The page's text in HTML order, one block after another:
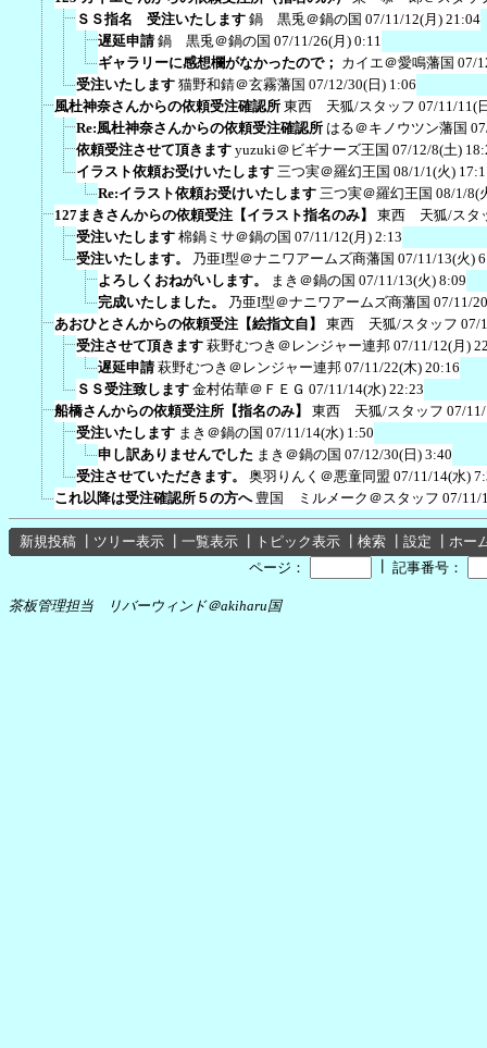
ＳＳ指名 受注いたします 鍋 黒兎＠鍋の国 07/11/12(月) 21:04
遅延申請 鍋 黒兎＠鍋の国 07/11/26(月) 0:11
ギャラリーに感想欄がなかったので； カイエ＠愛鳴藩国 07/
受注いたします 猫野和錆＠玄霧藩国 07/12/30(日) 1:06
風杜神奈さんからの依頼受注確認所 東西 天狐/スタッフ 07/11/11(
Re:風杜神奈さんからの依頼受注確認所 はる＠キノウツン藩国
依頼受注させて頂きます yuzuki＠ビギナーズ王国 07/12/8(土)
イラスト依頼お受けいたします 三つ実＠羅幻王国 08/1/1(火)
Re:イラスト依頼お受けいたします 三つ実＠羅幻王国 08/1/8(
127まきさんからの依頼受注【イラスト指名のみ】
東西 天狐/スタ
受注いたします 棉鍋ミサ＠鍋の国 07/11/12(月) 2:13
受注いたします。
乃亜I型＠ナニワアームズ商藩国 07/11/13(火)
よろしくおねがいします。
まき＠鍋の国 07/11/13(火) 8:09
完成いたしました。
乃亜I型＠ナニワアームズ商藩国 07/11/
あおひとさんからの依頼受注【絵指文自】
東西 天狐/スタッフ 07/
受注させて頂きます 萩野むつき＠レンジャー連邦 07/11/12(月)
遅延申請 萩野むつき＠レンジャー連邦 07/11/22(木) 20:16
ＳＳ受注致します 金村佑華＠ＦＥＧ 07/11/14(水) 22:23
船橋さんからの依頼受注所【指名のみ】
東西 天狐/スタッフ 07/
受注いたします まき＠鍋の国 07/11/14(水) 1:50
申し訳ありませんでした まき＠鍋の国 07/12/30(日) 3:40
受注させていただきます。
奥羽りんく＠悪童同盟 07/11/14(水)
これ以降は受注確認所５の方へ 豊国 ミルメーク＠スタッフ 07/11/
新規投稿 ツリー表示 一覧表示 トピック表示 検索 設定
ホー
ページ：
記事番号：
茶板管理担当 リバーウィンド＠akiharu国